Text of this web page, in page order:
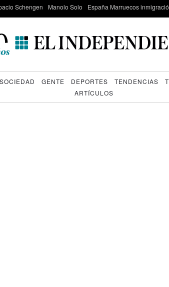
Schengen Manolo Solo España Marruecos
SOCIEDAD GENTE DEPORTES TENDENCIAS
ARTÍCULOS